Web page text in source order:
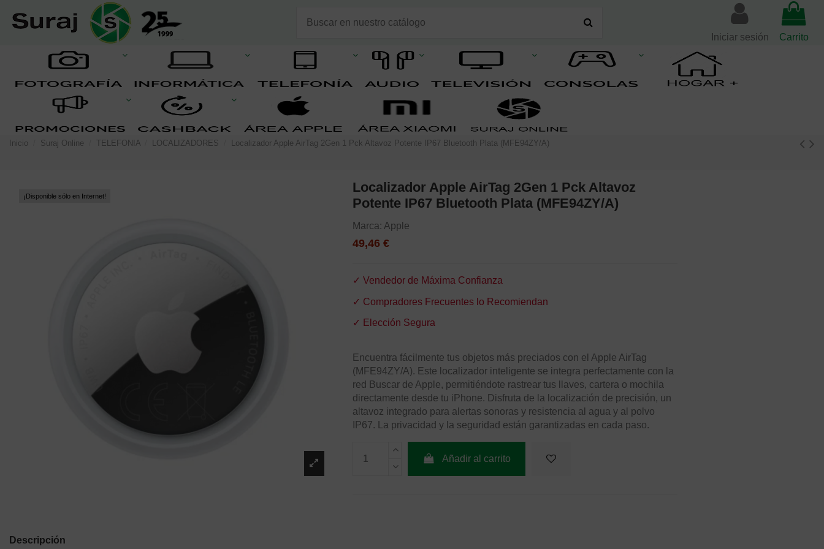
Iniciar sesión Carrito
Inicio Suraj Online TELEFONIA LOCALIZADORES Localizador Apple AirTag 2Gen 1 Pck Altavoz Potente IP67 Bluetooth Plata (MFE94ZY/A)
¡Disponible sólo en Internet!
Localizador Apple AirTag 2Gen 1 Pck Altavoz
Potente IP67 Bluetooth Plata (MFE94ZY/A)
Marca: Apple
49,46 €
✓ Vendedor de Máxima Confianza
✓ Compradores Frecuentes lo Recomiendan
✓ Elección Segura
Encuentra fácilmente tus objetos más preciados con el Apple AirTag
(MFE94ZY/A). Este localizador inteligente se integra perfectamente con la
red Buscar de Apple, permitiéndote rastrear tus llaves, cartera o mochila
directamente desde tu iPhone. Disfruta de la localización de precisión, un
altavoz integrado para alertas sonoras y resistencia al agua y al polvo
IP67. La privacidad y la seguridad están garantizadas en cada paso.
Añadir al carrito
Descripción